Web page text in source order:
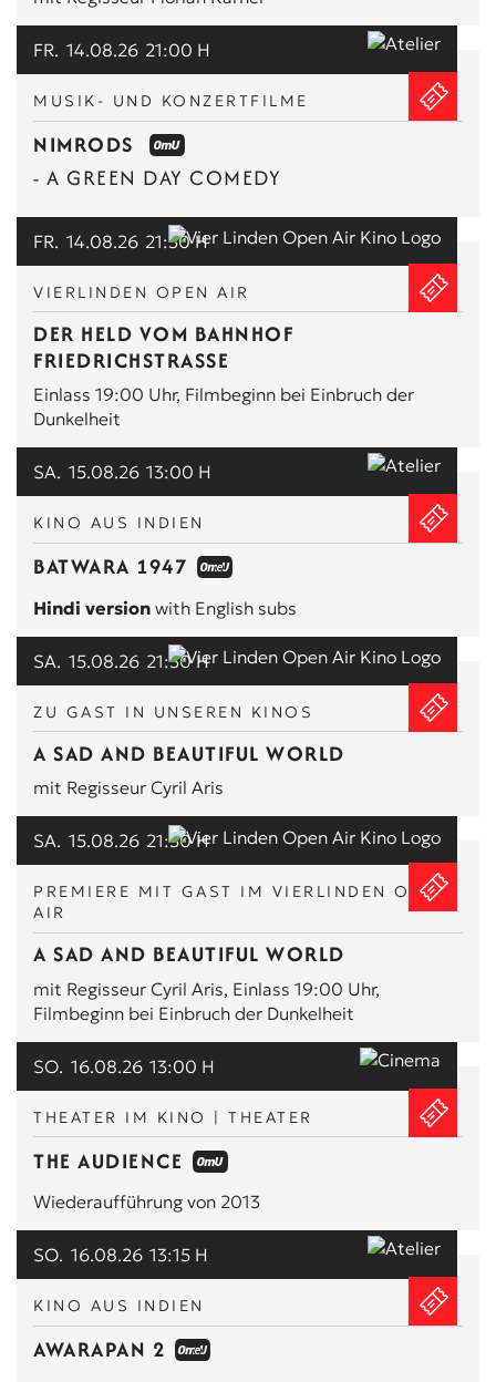
MUSIK- UND KONZERTFILME
NIMRODS
- A GREEN DAY COMEDY
FR. 14.08.26 21:00 H
VIERLINDEN OPEN AIR
DER HELD VOM BAHNHOF
FRIEDRICHSTRASSE
Einlass 19:00 Uhr, Filmbeginn bei Einbruch der
Dunkelheit
FR. 14.08.26 21:30 H
KINO AUS INDIEN
BATWARA 1947
Hindi version with English subs
SA. 15.08.26 13:00 H
ZU GAST IN UNSEREN KINOS
A SAD AND BEAUTIFUL WORLD
mit Regisseur Cyril Aris
SA. 15.08.26 21:30 H
PREMIERE MIT GAST IM VIERLINDEN OPEN
AIR
A SAD AND BEAUTIFUL WORLD
mit Regisseur Cyril Aris, Einlass 19:00 Uhr,
Filmbeginn bei Einbruch der Dunkelheit
SA. 15.08.26 21:30 H
THEATER IM KINO | THEATER
THE AUDIENCE
Wiederaufführung von 2013
SO. 16.08.26 13:00 H
KINO AUS INDIEN
AWARAPAN 2
SO. 16.08.26 13:15 H